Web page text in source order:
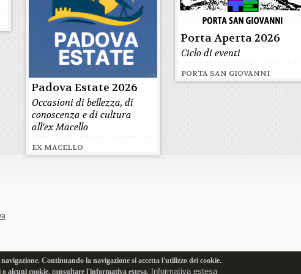
Porta Aperta 2026
Ciclo di eventi
PORTA SAN GIOVANNI
Padova Estate 2026
Occasioni di bellezza, di
conoscenza e di cultura
all'ex Macello
EX MACELLO
Continuando la navigazione si accetta l'utilizzo dei cookie.
alcuni cookie, consultare l'informativa estesa. Informativa estesa